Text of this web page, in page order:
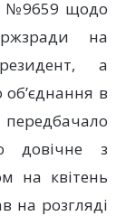
№9659 щодо
на
а
в
довічне з
на квітень
на розгляді